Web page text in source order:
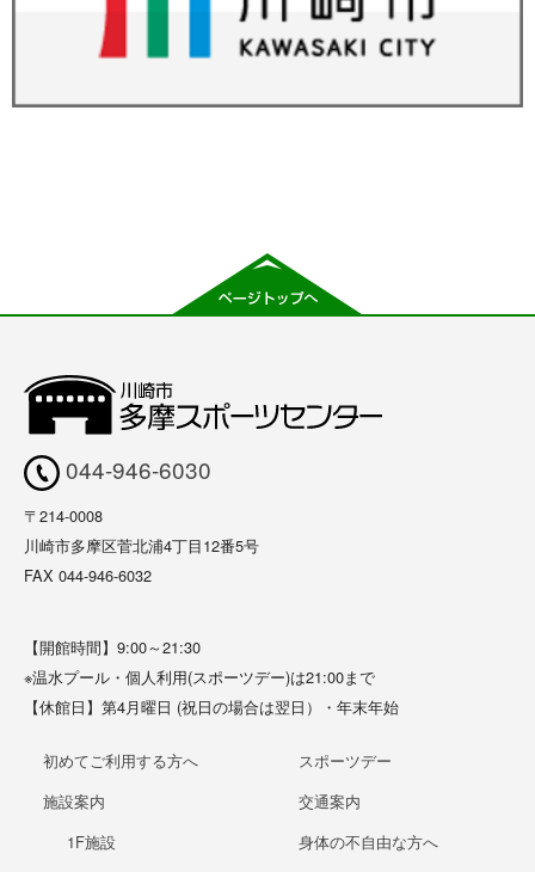
044-946-6030
〒214-0008
川崎市多摩区菅北浦4丁目12番5号
FAX 044-946-6032
【開館時間】9:00～21:30
※温水プール・個人利用(スポーツデー)は21:00まで
【休館日】第4月曜日 (祝日の場合は翌日）・年末年始
初めてご利用する方へ
施設案内
1F施設
スポーツデー
交通案内
身体の不自由な方へ